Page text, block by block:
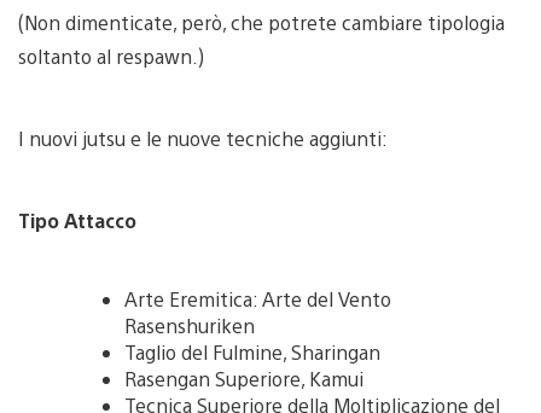
(Non dimenticate, però, che potrete cambiare tipologia
soltanto al respawn.)
I nuovi jutsu e le nuove tecniche aggiunti:
Tipo Attacco
Arte Eremitica: Arte del Vento
Rasenshuriken
Taglio del Fulmine, Sharingan
Rasengan Superiore, Kamui
Tecnica Superiore della Moltiplicazione del